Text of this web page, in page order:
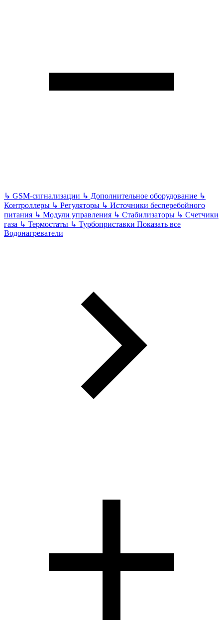
↳ GSM-сигнализации ↳ Дополнительное оборудование ↳
Контроллеры ↳ Регуляторы ↳ Источники бесперебойного
питания ↳ Модули управления ↳ Стабилизаторы ↳ Счетчики
газа ↳ Термостаты ↳ Турбоприставки Показать все
Водонагреватели